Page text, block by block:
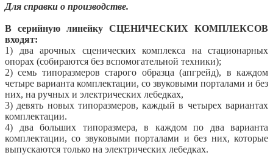
Для справки о производстве.
В серийную линейку СЦЕНИЧЕСКИХ КОМПЛЕКСОВ
входят:
1) два арочных сценических комплекса на стационарных
опорах (собираются без вспомогательной техники);
2) семь типоразмеров старого образца (апгрейд), в каждом
четыре варианта комплектации, со звуковыми порталами и без
них, на ручных и электрических лебедках,
3) девять новых типоразмеров, каждый в четырех вариантах
комплектации.
4) два больших типоразмера, в каждом по два варианта
комплектации, со звуковыми порталами и без них, которые
выпускаются только на электрических лебедках.